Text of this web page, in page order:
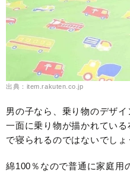
出典：item.rakuten.co.jp
男の子なら、乗り物のデザ
一面に乗り物が描かれてい
で寝られるのではないでしょ
綿100％なので普通に家庭用